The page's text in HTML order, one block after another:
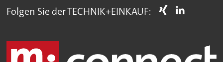
Folgen Sie der TECHNIK+EINKAUF: